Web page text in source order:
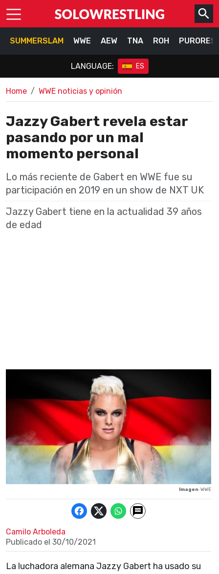
SUMMERSLAM WWE AEW TNA ROH
LANGUAGE: ES
Home WWE noticias y opinión
Jazzy Gabert revela estar
pasando por un mal
momento personal
Lo más reciente de Gabert en WWE fue su
participación en 2019 en un show de NXT UK
Jazzy Gabert tiene en la actualidad 39 años
de edad
Imagen: WWE
Camilo Arboleda
Publicado el 30/10/2021
La luchadora alemana Jazzy Gabert ha usado su